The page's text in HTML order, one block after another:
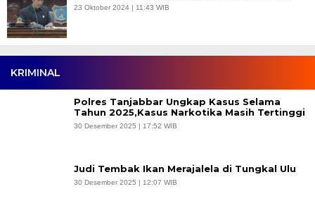
23 Oktober 2024 | 11:43 WIB
KRIMINAL
Polres Tanjabbar Ungkap Kasus Selama
Tahun 2025,Kasus Narkotika Masih Tertinggi
30 Desember 2025 | 17:52 WIB
Judi Tembak Ikan Merajalela di Tungkal Ulu
30 Desember 2025 | 12:07 WIB